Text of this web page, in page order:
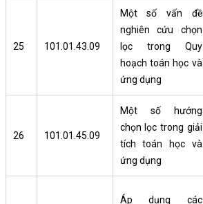
25 101.01.43.09
Một số vấn đề
nghiên cứu chọn
lọc trong Quy
hoạch toán học và
ứng dụng
26 101.01.45.09
Một số hướng
chọn lọc trong giải
tích toán học và
ứng dụng
Áp dụng các